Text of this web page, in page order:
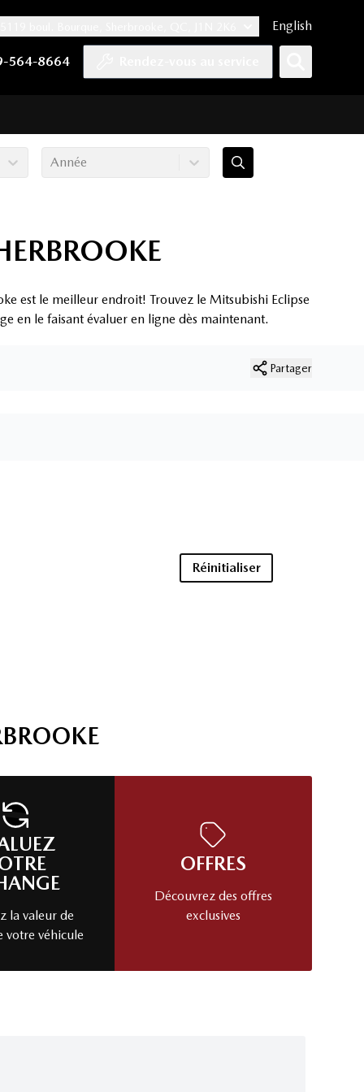
564-8664
TiktokLinkedIn
compte Instagram
English
Année
est le meilleur endroit! Trouvez le Mitsubishi Eclipse
en le faisant évaluer en ligne dès maintenant.
Partager
Réinitialiser
la valeur de
votre véhicule
OFFRES
Découvrez des offres
exclusives